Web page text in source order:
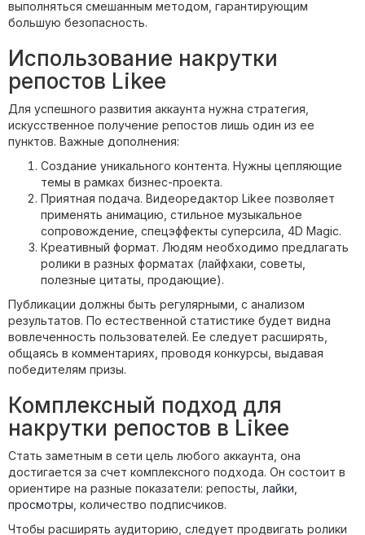
выполняться смешанным методом, гарантирующим
большую безопасность.
Использование накрутки
репостов Likee
Для успешного развития аккаунта нужна стратегия,
искусственное получение репостов лишь один из ее
пунктов. Важные дополнения:
Создание уникального контента. Нужны цепляющие
темы в рамках бизнес-проекта.
Приятная подача. Видеоредактор Likee позволяет
применять анимацию, стильное музыкальное
сопровождение, спецэффекты суперсила, 4D Magic.
Креативный формат. Людям необходимо предлагать
ролики в разных форматах (лайфхаки, советы,
полезные цитаты, продающие).
Публикации должны быть регулярными, с анализом
результатов. По естественной статистике будет видна
вовлеченность пользователей. Ее следует расширять,
общаясь в комментариях, проводя конкурсы, выдавая
победителям призы.
Комплексный подход для
накрутки репостов в Likee
Стать заметным в сети цель любого аккаунта, она
достигается за счет комплексного подхода. Он состоит в
ориентире на разные показатели: репосты, лайки
просмотры , количество подписчиков.
Чтобы расширять аудиторию, следует продвигать ролики